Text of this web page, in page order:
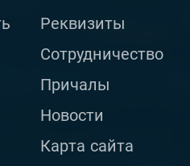
Реквизиты
Сотрудничество
Причалы
Новости
Карта сайта